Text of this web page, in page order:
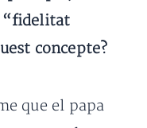
“fidelitat
concepte?
que el papa